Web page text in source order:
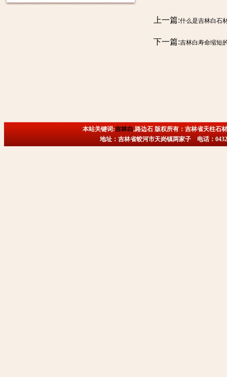
上一篇:什么是吉林白石
下一篇:吉林白寿命缩短
本站关键词:吉林白,路边石 版权所有：吉林省天柱石
地址：吉林省蛟河市天岗镇两家子 电话：